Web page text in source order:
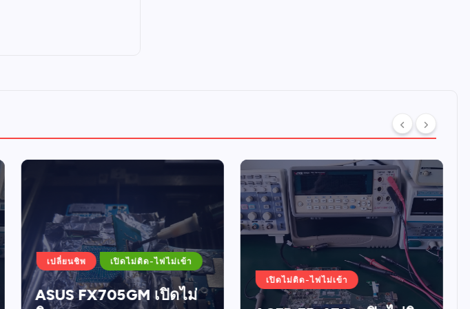
เปลี่ยนชิพ เปิดไม่ติด-ไฟไม่เข้า
ASUS FX705GM เปิดไม่
เปิดไม่ติด-ไฟไม่เข้า